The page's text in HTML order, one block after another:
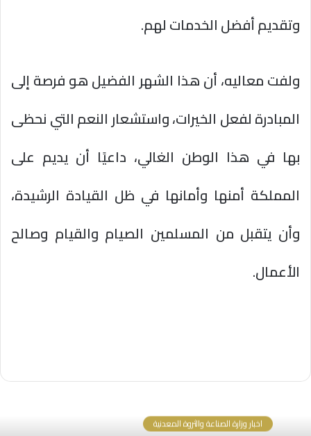
وتقديم أفضل الخدمات لهم.
ولفت معاليه، أن هذا الشهر الفضيل هو فرصة إلى
المبادرة لفعل الخيرات، واستشعار النعم التي نحظى
بها في هذا الوطن الغالي، داعيًا أن يديم على
المملكة أمنها وأمانها في ظل القيادة الرشيدة،
وأن يتقبل من المسلمين الصيام والقيام وصالح
الأعمال.
اخبار وزارة الصناعة والثروة المعدنية